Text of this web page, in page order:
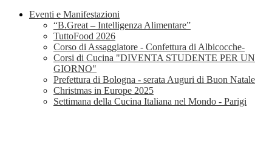
Eventi e Manifestazioni
“B.Great – Intelligenza Alimentare”
TuttoFood 2026
Corso di Assaggiatore - Confettura di Albicocche-
Corsi di Cucina "DIVENTA STUDENTE PER UN
GIORNO"
Prefettura di Bologna - serata Auguri di Buon Natale
Christmas in Europe 2025
Settimana della Cucina Italiana nel Mondo - Parigi